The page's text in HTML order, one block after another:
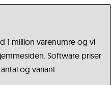
1 million varenumre og vi
Software priser
og variant.